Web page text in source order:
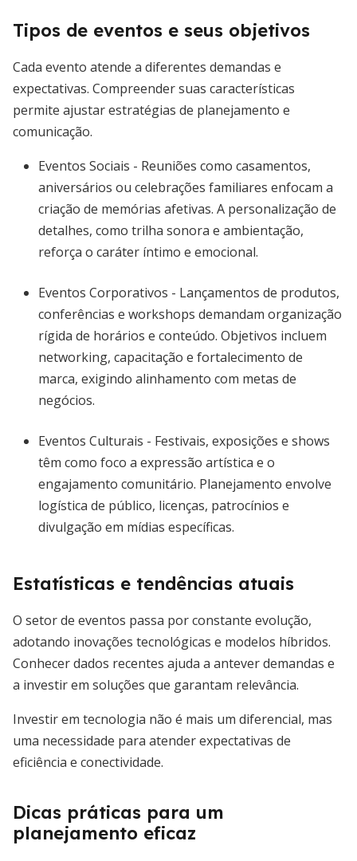
Tipos de eventos e seus objetivos
Cada evento atende a diferentes demandas e
expectativas. Compreender suas características
permite ajustar estratégias de planejamento e
comunicação.
Eventos Sociais - Reuniões como casamentos,
aniversários ou celebrações familiares enfocam a
criação de memórias afetivas. A personalização de
detalhes, como trilha sonora e ambientação,
reforça o caráter íntimo e emocional.
Eventos Corporativos - Lançamentos de produtos,
conferências e workshops demandam organização
rígida de horários e conteúdo. Objetivos incluem
networking, capacitação e fortalecimento de
marca, exigindo alinhamento com metas de
negócios.
Eventos Culturais - Festivais, exposições e shows
têm como foco a expressão artística e o
engajamento comunitário. Planejamento envolve
logística de público, licenças, patrocínios e
divulgação em mídias específicas.
Estatísticas e tendências atuais
O setor de eventos passa por constante evolução,
adotando inovações tecnológicas e modelos híbridos.
Conhecer dados recentes ajuda a antever demandas e
a investir em soluções que garantam relevância.
Investir em tecnologia não é mais um diferencial, mas
uma necessidade para atender expectativas de
eficiência e conectividade.
Dicas práticas para um
planejamento eficaz